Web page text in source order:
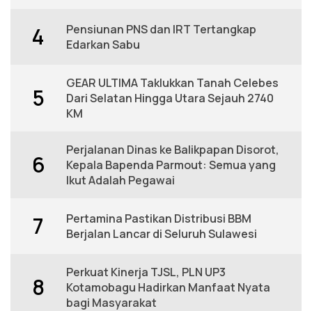
4
Pensiunan PNS dan IRT Tertangkap
Edarkan Sabu
5
GEAR ULTIMA Taklukkan Tanah Celebes
Dari Selatan Hingga Utara Sejauh 2740
KM
6
Perjalanan Dinas ke Balikpapan Disorot,
Kepala Bapenda Parmout: Semua yang
Ikut Adalah Pegawai
7
Pertamina Pastikan Distribusi BBM
Berjalan Lancar di Seluruh Sulawesi
8
Perkuat Kinerja TJSL, PLN UP3
Kotamobagu Hadirkan Manfaat Nyata
bagi Masyarakat